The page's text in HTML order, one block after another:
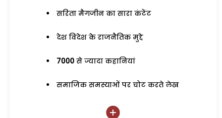
सरिता मैगजीन का सारा कंटेंट
देश विदेश के राजनैतिक मुद्दे
7000 से ज्यादा कहानियां
समाजिक समस्याओं पर चोट करते लेख